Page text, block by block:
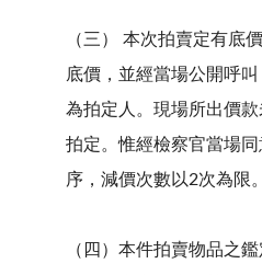
（三） 本次拍賣定有底
底價，並經當場公開呼
為拍定人。現場所出價
拍定。惟經檢察官當場
序，減價次數以2次為限。
（四）本件拍賣物品之